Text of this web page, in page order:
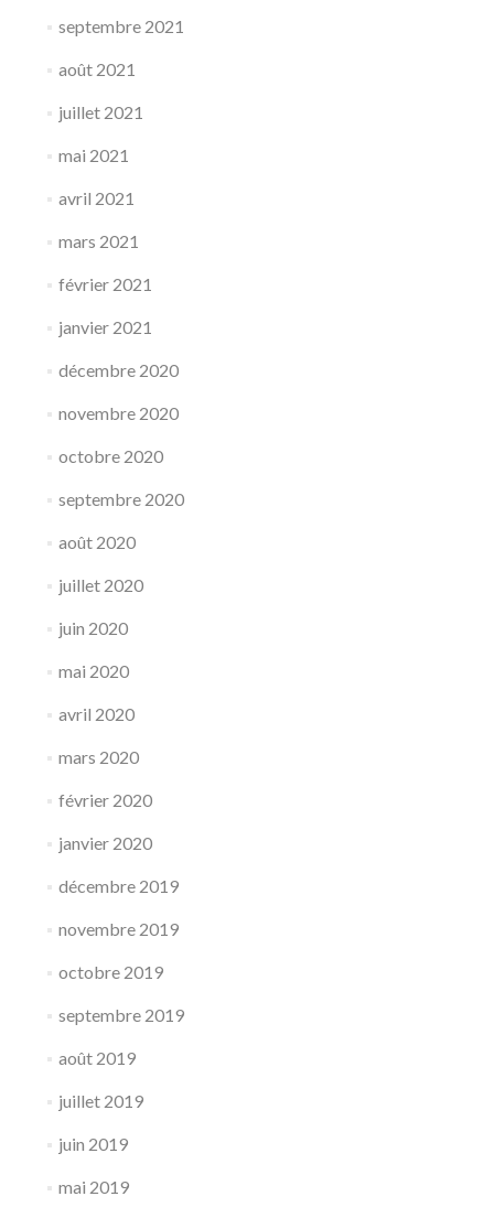
septembre 2021
août 2021
juillet 2021
mai 2021
avril 2021
mars 2021
février 2021
janvier 2021
décembre 2020
novembre 2020
octobre 2020
septembre 2020
août 2020
juillet 2020
juin 2020
mai 2020
avril 2020
mars 2020
février 2020
janvier 2020
décembre 2019
novembre 2019
octobre 2019
septembre 2019
août 2019
juillet 2019
juin 2019
mai 2019